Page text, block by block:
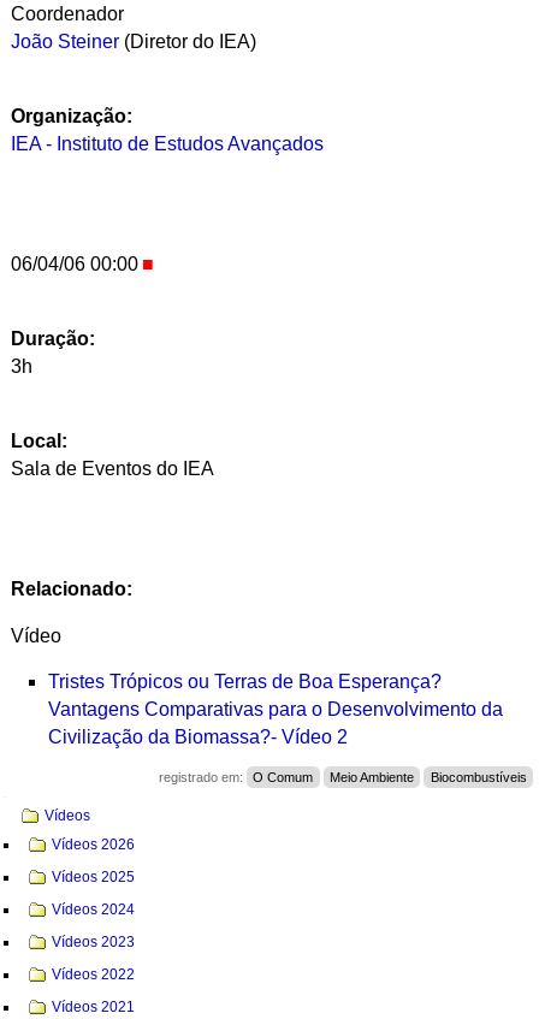
Coordenador
João Steiner(Diretor do IEA)
Organização:
IEA - Instituto de Estudos Avançados
06/04/06 00:00
Duração:
3h
Local:
Sala de Eventos do IEA
Relacionado:
Vídeo
Tristes Trópicos ou Terras de Boa Esperança?
Vantagens Comparativas para o Desenvolvimento da
Civilização da Biomassa?- Vídeo 2
registrado em: O Comum Meio Ambiente Biocombustíveis
Vídeos
Vídeos 2026
Vídeos 2025
Vídeos 2024
Vídeos 2023
Vídeos 2022
Vídeos 2021